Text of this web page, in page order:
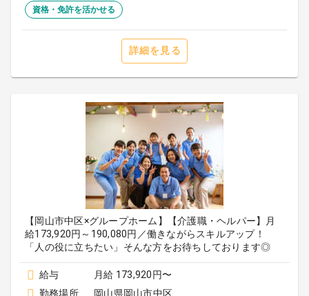
資格・免許を活かせる
詳細を見る
【岡山市中区×グループホーム】【介護職・ヘルパー】月
給173,920円～190,080円／働きながらスキルアップ！
「人の役に立ちたい」そんな方をお待ちしております◎
給与
月給 173,920円〜
勤務場所
岡山県岡山市中区